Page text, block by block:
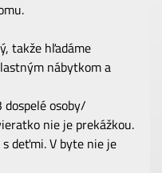
takže hľadáme
nábytkom a
osoby/
nie je prekážkou.
deťmi. V byte nie je